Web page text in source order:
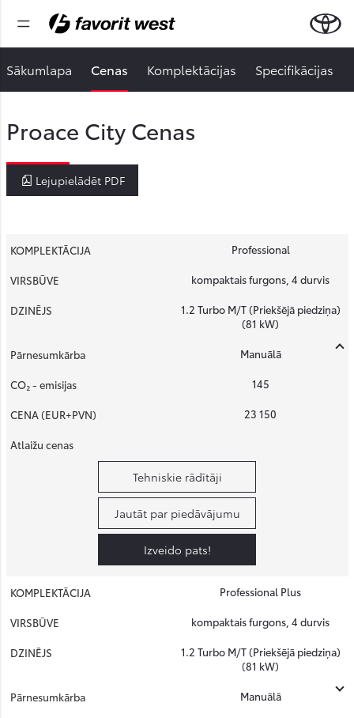
Sākumlapa Cenas Komplektācijas Specifikācijas
Proace City Cenas
Lejupielādēt PDF
Professional
kompaktais furgons, 4 durvis
1.2 Turbo M/T (Priekšējā piedziņa)
(81 kW)
Manuālā
145
23 150
Tehniskie rādītāji
Jautāt par piedāvājumu
Izveido pats!
Professional Plus
kompaktais furgons, 4 durvis
1.2 Turbo M/T (Priekšējā piedziņa)
(81 kW)
Manuālā